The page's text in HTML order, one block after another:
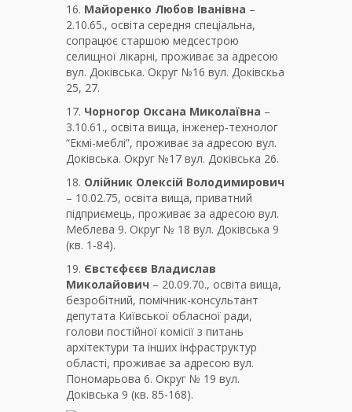
16. Майоренко Любов Іванівна –
2.10.65., освіта середня спеціальна,
сопрацює старшою медсестрою
селищної лікарні, проживає за адресою
вул. Доківська. Округ №16 вул. Доківскьа
25, 27.
17. Чорногор Оксана Миколаївна –
3.10.61., освіта вища, інженер-технолог
“Екмі-меблі”, проживає за адресою вул.
Доківська. Округ №17 вул. Доківська 26.
18. Олійник Олексій Володимирович
– 10.02.75, освіта вища, приватний
підприємець, проживає за адресою вул.
Меблева 9. Округ № 18 вул. Доківська 9
(кв. 1-84).
19. Євстєфєєв Владислав
Миколайович – 20.09.70., освіта вища,
безробітний, помічник-консультант
депутата Київської обласної ради,
голови постійної комісії з питань
архітектури та інших інфраструктур
області, проживає за адресою вул.
Пономарьова 6. Округ № 19 вул.
Доківська 9 (кв. 85-168).